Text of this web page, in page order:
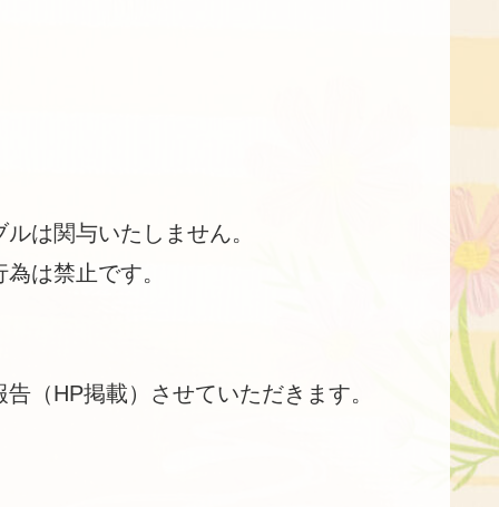
は関与いたしません。
は禁止です。
（HP掲載）させていただきます。